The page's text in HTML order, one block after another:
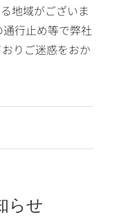
地域がございま
行止め等で弊社
りご迷惑をおか
らせ